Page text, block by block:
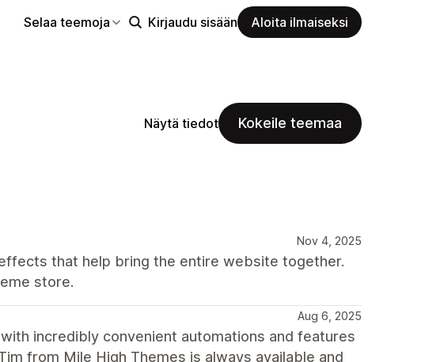
Selaa teemoja Kirjaudu sisään Aloita ilmaiseksi
Näytä tiedot Kokeile teemaa
Nov 4, 2025
that help bring the entire website together.
store.
Aug 6, 2025
incredibly convenient automations and features
from Mile High Themes is always available and